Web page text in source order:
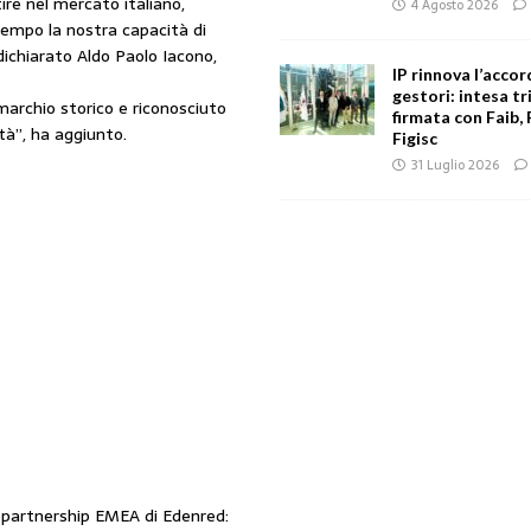
la nostra capacità di
Aldo Paolo Iacono,
storico e riconosciuto
ha aggiunto.
EMEA di Edenred:
4 Agosto 2026
IP rinnova
gestori: intesa
firmata con Faib,
Figisc
31 Luglio 2026